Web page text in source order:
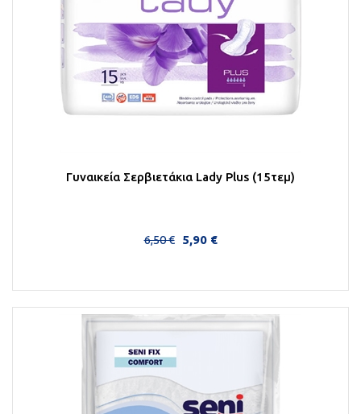
Γυναικεία Σερβιετάκια Lady Plus (15τεμ)
6,50 € 5,90 €